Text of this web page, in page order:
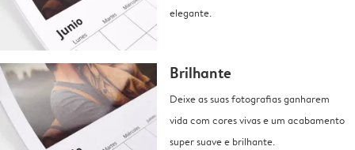
elegante.
Brilhante
Deixe as suas fotografias ganharem
vida com cores vivas e um acabamento
super suave e brilhante.